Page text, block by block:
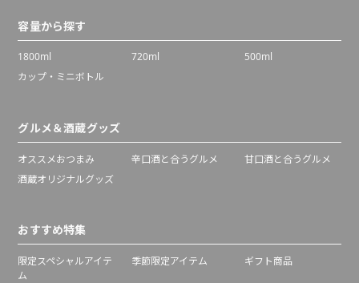
容量から探す
1800ml 720ml
500ml
カップ・ミニボトル
グルメ＆酒蔵グッズ
オススメおつまみ 辛口酒と合うグルメ
甘口酒と合うグルメ
酒蔵オリジナルグッズ
おすすめ特集
限定スペシャルアイテ
ム
季節限定アイテム ギフト商品